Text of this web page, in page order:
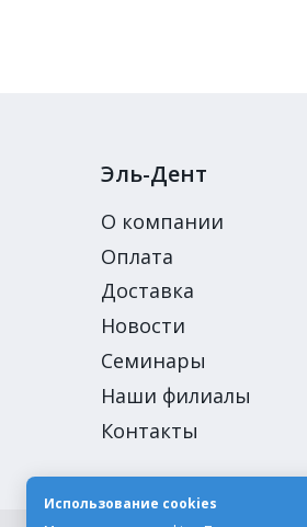
Эль-Дент
О компании
Оплата
Доставка
Новости
Семинары
Наши филиалы
Контакты
Использование cookies